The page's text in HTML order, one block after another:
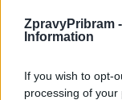
ZpravyPribram -
Information
If you wish to opt-
processing of